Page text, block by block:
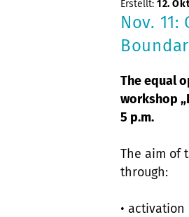
Erstellt: 12.
Nov.
The equal
workshop
5 p.m.
The aim of
through:
•